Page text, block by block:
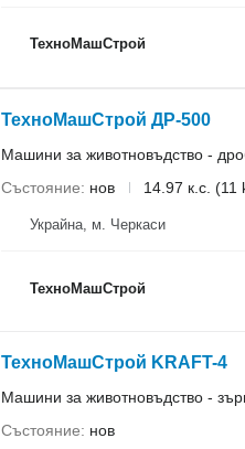
ТехноМашСтрой
ТехноМашСтрой ДР-500
Машини за животновъдство -
Състояние
нов 14.97 к.с. (11
Украйна, м. Черкаси
ТехноМашСтрой
ТехноМашСтрой KRAFT-4
Машини за животновъдство -
Състояние
нов